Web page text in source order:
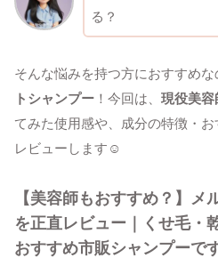
る？
そんな悩みを持つ方におすすめな
トシャンプー ！今回は、 現役美容
てみた使用感や、成分の特徴・
レビューします☺
【美容師もおすすめ？】メ
を正直レビュー｜くせ毛・
おすすめ市販シャンプーで